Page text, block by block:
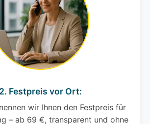
2. Festpreis vor Ort:
wir Ihnen den Festpreis für
– ab 69 €, transparent und ohne